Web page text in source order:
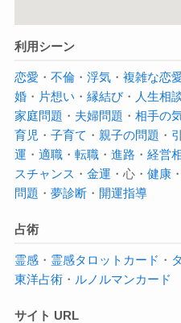
利用シーン
恋愛 ・ 不倫・ 浮気・ 複雑な恋
婚・ 片想い ・ 縁結び・ 人生相
家庭問題 ・ 夫婦問題 ・ 相手の
育児 ・ 子育て ・ 親子の問題 ・
運 ・ 適職・ 転職・ 進路 ・ 経営
スチャンス ・ 金運 ・心・ 健康・
問題 ・ 夢診断・ 開運指導
占術
霊感・ 霊感タロットカード ・
東洋占術・ ルノルマンカード
サイト URL